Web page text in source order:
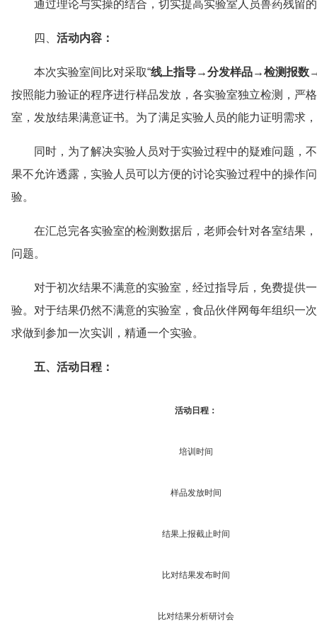
通过理论与实操的结合，切实提高实验室人员兽药残留
四、 活动内容：
本次实验室间比对采取“线上指导→分发样品→检测报
按照能力验证的程序进行样品发放，各实验室独立检测，严
室，发放结果满意证书。为了满足实验人员的能力证明需求
同时，为了解决实验人员对于实验过程中的疑难问题，
果不允许透露，实验人员可以方便的讨论实验过程中的操作
验。
在汇总完各实验室的检测数据后，老师会针对各室结果
问题。
对于初次结果不满意的实验室，经过指导后，免费提供
验。对于结果仍然不满意的实验室，食品伙伴网每年组织一
求做到参加一次实训，精通一个实验。
五、活动日程：
活动日程：
培训时间
样品发放时间
结果上报截止时间
比对结果发布时间
比对结果分析研讨会